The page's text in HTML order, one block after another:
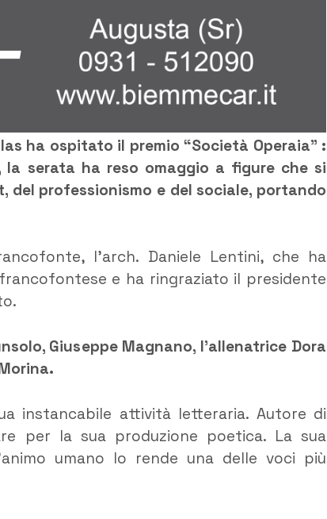
ha ospitato il premio “Società Operaia” :
serata ha reso omaggio a figure che si
professionismo e del sociale, portando
l’arch. Daniele Lentini, che ha
e ha ringraziato il presidente
Giuseppe Magnano, l’allenatrice Dora
instancabile attività letteraria. Autore di
per la sua produzione poetica. La sua
umano lo rende una delle voci più